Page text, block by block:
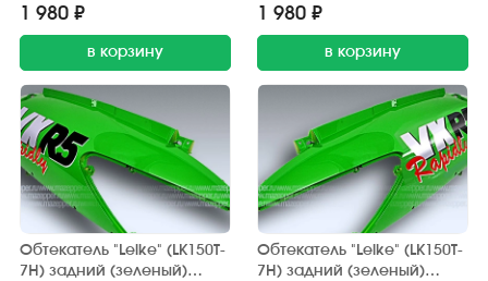
правый
1 980 ₽
в корзину
1 980 ₽
в корзину
Обтекатель "Leike" (LK150T-
7H) задний (зеленый)
Обтекатель "Leike" (LK150T-
7H) задний (зеленый)